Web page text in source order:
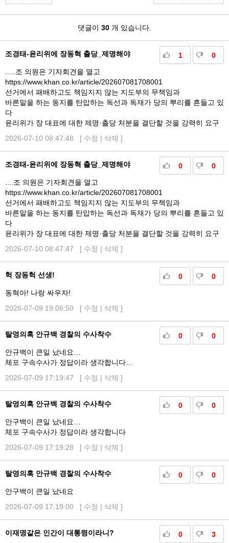
글
댓글이 30 개 있습니다.
1 0
조경태-윤리위에 장동혁 출당_제명해야
.....조 의원은 기자회견을 열고
https://www.khan.co.kr/article/202607081708001
선거에서 패배하고도 책임지지 않는 지도부의 무책임과
바른말을 하는 동지를 탄압하는 독선과 독재가 당의 뿌리를 흔들고 있
다
윤리위가 장 대표에 대한 제명·출당 처분을 결단할 것을 강력히 요구
2026-07-10 08:47:48 [ 수정 | 삭제 ]
0 0
조경태-윤리위에 장동혁 출당_제명해야
....조 의원은 기자회견을 열고
https://www.khan.co.kr/article/202607081708001
선거에서 패배하고도 책임지지 않는 지도부의 무책임과
바른말을 하는 동지를 탄압하는 독선과 독재가 당의 뿌리를 흔들고 있
다
윤리위가 장 대표에 대한 제명·출당 처분을 결단할 것을 강력히 요구
2026-07-10 08:47:47 [ 수정 | 삭제 ]
0 0
헉 장동헉 선생!
동혁아! 나랑 싸우자!
2026-07-09 19:06:50 [ 수정 | 삭제 ]
0 0
탈영의혹 안규백 경찰의 수사착수
안규백이 큰일 났네요…
체포 구속수사가 정답이라 생각합니다…
2026-07-09 17:19:47 [ 수정 | 삭제 ]
0 0
탈영의혹 안규백 경찰의 수사착수
안구백이 큰일 났네요…
체포 구속수사가 정답이라 생각합니다
2026-07-09 17:19:28 [ 수정 | 삭제 ]
0 0
탈영의혹 안규백 경찰의 수사착수
안구백이 큰일 났네요
2026-07-09 17:19:00 [ 수정 | 삭제 ]
0 3
이재명같은 인간이 대통령이라니?